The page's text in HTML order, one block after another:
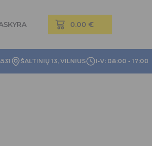
ŠALTINIŲ 13, VILNIUS I-V: 08:00 - 17:00